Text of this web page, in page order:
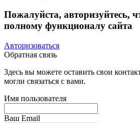
Пожалуйста, авторизуйтесь,
полному функционалу сайта
Авторизоваться
Обратная связь
Здесь вы можете оставить свои
могли связаться с вами.
Имя пользователя
Ваш Email